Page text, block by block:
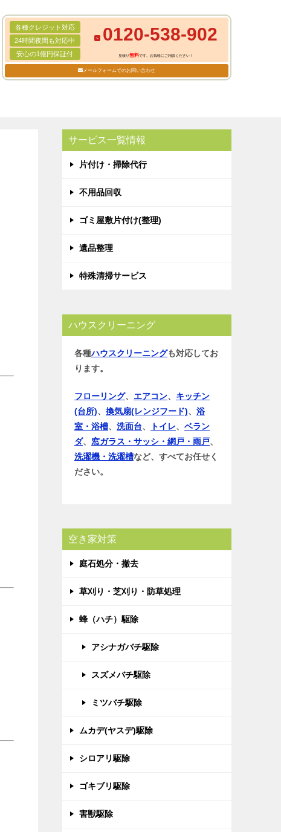
各種クレジット対応
24時間夜間も対応中
安心の1億円保証付
0120-538-902
見積り無料です。お気軽にご相談ください！
メールフォームでのお問い合わせ
サービス一覧情報
片付け・掃除代行
不用品回収
ゴミ屋敷片付け(整理)
遺品整理
特殊清掃サービス
ハウスクリーニング
各種ハウスクリーニングも対応してお
ります。
フローリング、 エアコン、 キッチン
(台所)、 換気扇(レンジフード)、 浴
室・浴槽、 洗面台、 トイレ、 ベラン
ダ、 窓ガラス・サッシ・網戸・雨戸、
洗濯機・洗濯槽など、すべてお任せく
ださい。
空き家対策
庭石処分・撤去
草刈り・芝刈り・防草処理
蜂（ハチ）駆除
アシナガバチ駆除
スズメバチ駆除
ミツバチ駆除
ムカデ(ヤスデ)駆除
シロアリ駆除
ゴキブリ駆除
害獣駆除